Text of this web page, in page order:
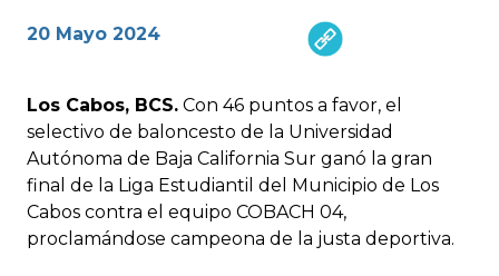
20 Mayo 2024
Los Cabos, BCS. Con 46 puntos a favor, el
selectivo de baloncesto de la Universidad
Autónoma de Baja California Sur ganó la gran
final de la Liga Estudiantil del Municipio de Los
Cabos contra el equipo COBACH 04,
proclamándose campeona de la justa deportiva.